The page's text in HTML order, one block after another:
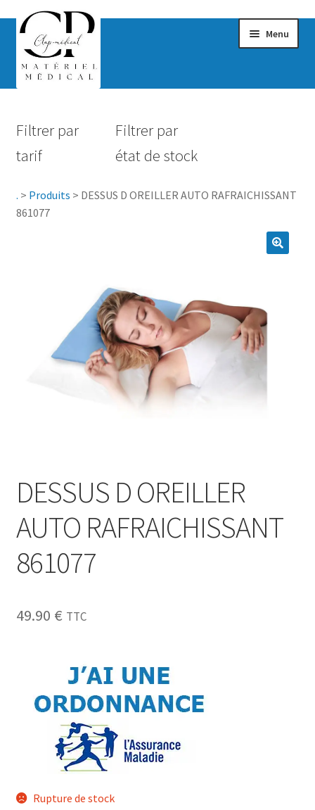
Menu
Hygiène
Vêtements & Chaussures
Sécurité
Filtrer par
tarif
Filtrer par
état de stock
. > Produits > DESSUS D OREILLER AUTO RAFRAICHISSANT
861077
DESSUS D OREILLER
AUTO RAFRAICHISSANT
861077
49.90 € TTC
Rupture de stock